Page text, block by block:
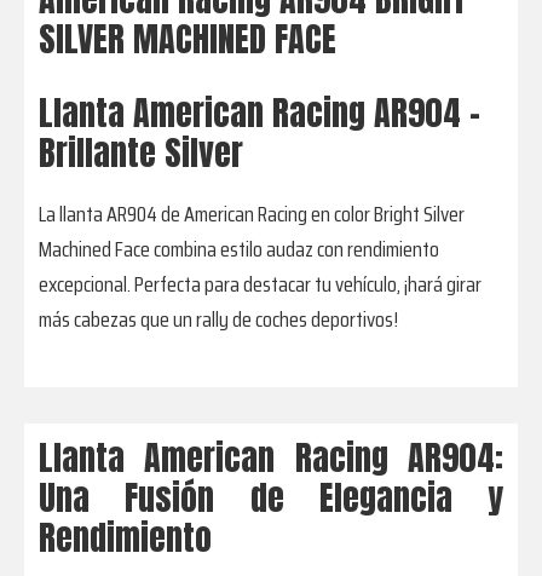
SILVER MACHINED FACE
Llanta American Racing AR904 -
Brillante Silver
La llanta AR904 de American Racing en color Bright Silver
Machined Face combina estilo audaz con rendimiento
excepcional. Perfecta para destacar tu vehículo, ¡hará girar
más cabezas que un rally de coches deportivos!
Llanta American Racing AR904:
Una Fusión de Elegancia y
Rendimiento